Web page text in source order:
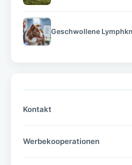
Geschwollene
Kontakt
Werbekooperationen